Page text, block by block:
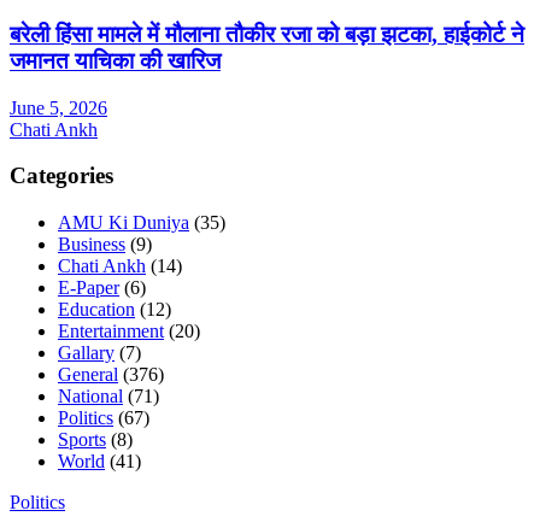
बरेली हिंसा मामले में मौलाना तौकीर रजा को बड़ा झटका, हाईकोर्ट ने
जमानत याचिका की खारिज
June 5, 2026
Chati Ankh
Categories
AMU Ki Duniya (35)
Business (9)
Chati Ankh (14)
E-Paper(6)
Education (12)
Entertainment (20)
Gallary (7)
General (376)
National (71)
Politics (67)
Sports (8)
World (41)
Politics